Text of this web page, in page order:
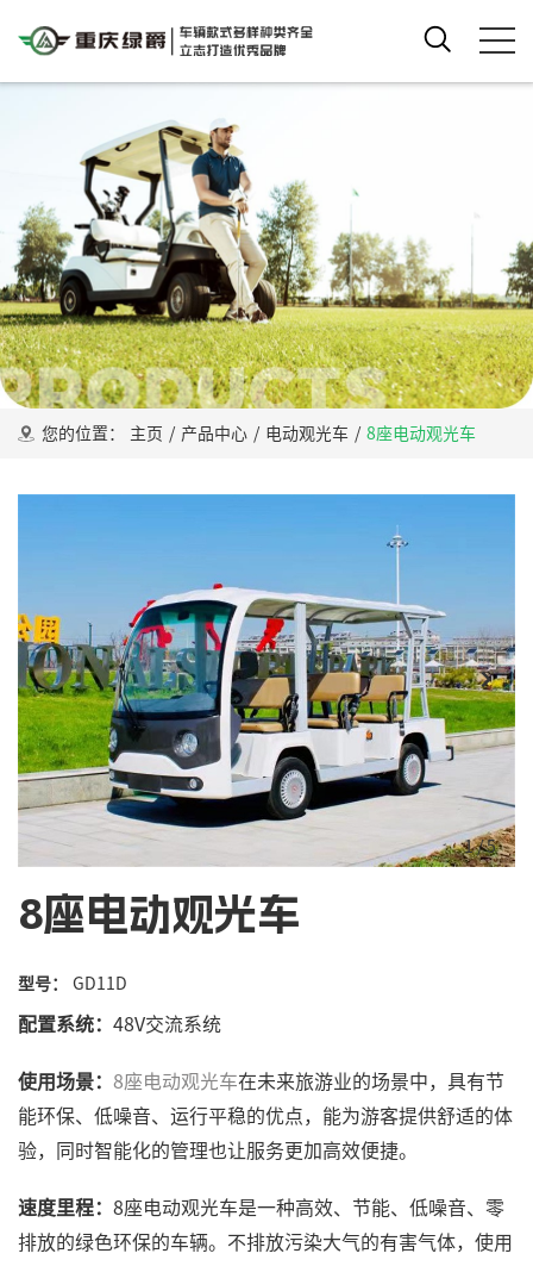
您的位置： 主页 / 产品中心 / 电动观光车 / 8座电动观光车
8座电动观光车
型号： GD11D
配置系统： 48V交流系统
使用场景： 8座电动观光车在未来旅游业的场景中，具有节
能环保、低噪音、运行平稳的优点，能为游客提供舒适的体
验，同时智能化的管理也让服务更加高效便捷。
速度里程： 8座电动观光车是一种高效、节能、低噪音、零
排放的绿色环保的车辆。不排放污染大气的有害气体，使用
1/5